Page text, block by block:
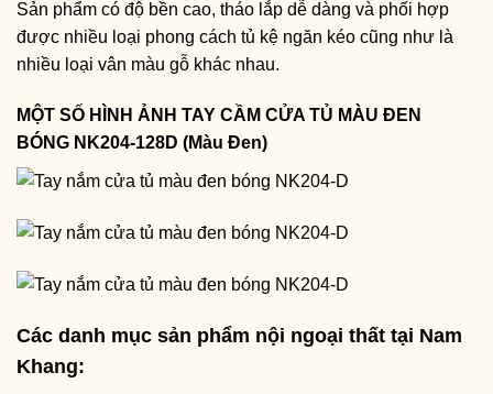
Sản phẩm có độ bền cao, tháo lắp dễ dàng và phối hợp
được nhiều loại phong cách tủ kệ ngăn kéo cũng như là
nhiều loại vân màu gỗ khác nhau.
MỘT SỐ HÌNH ẢNH TAY CẦM CỬA TỦ MÀU ĐEN
BÓNG NK204-128D (Màu Đen)
Các danh mục sản phẩm nội ngoại thất tại Nam
Khang: